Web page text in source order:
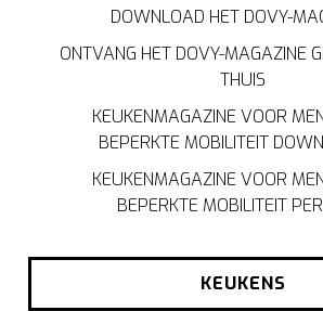
DOWNLOAD HET DOVY-
ONTVANG HET DOVY-MAGAZINE
THUIS
KEUKENMAGAZINE VOOR
BEPERKTE MOBILITEIT
KEUKENMAGAZINE VOOR
BEPERKTE MOBILITEIT
KEUKENS